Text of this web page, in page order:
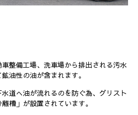
整備工場、洗車場から排出される汚水
油性の油が含まれます。
道へ油が流れるのを防ぐ為、グリスト
槽」が設置されています。